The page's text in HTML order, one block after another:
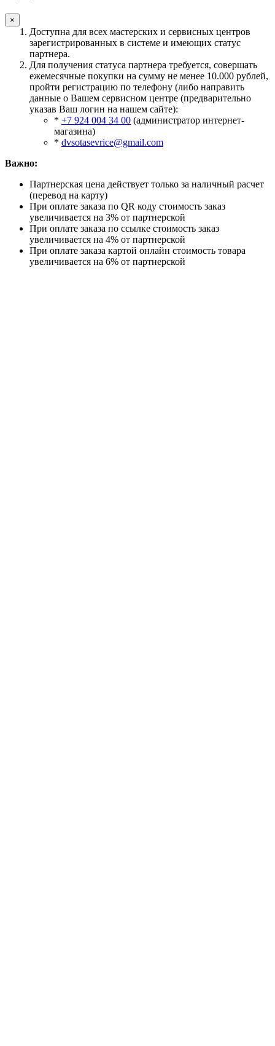
×
Доступна для всех мастерских и сервисных центров
зарегистрированных в системе и имеющих статус
партнера.
Для получения статуса партнера требуется, совершать
ежемесячные покупки на сумму не менее 10.000 рублей,
пройти регистрацию по телефону (либо направить
данные о Вашем сервисном центре (предварительно
указав Ваш логин на нашем сайте):
* +7 924 004 34 00 (администратор интернет-
магазина)
* dvsotasevrice@gmail.com
Важно:
Партнерская цена действует только за наличный расчет
(перевод на карту)
При оплате заказа по QR коду стоимость заказ
увеличивается на 3% от партнерской
При оплате заказа по ссылке стоимость заказ
увеличивается на 4% от партнерской
При оплате заказа картой онлайн стоимость товара
увеличивается на 6% от партнерской